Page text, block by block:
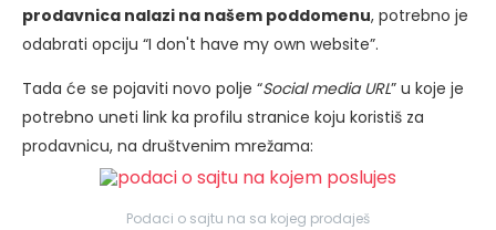
prodavnica nalazi na našem poddomenu, potrebno je
odabrati opciju “I don't have my own website”.
Tada će se pojaviti novo polje “Social media URL” u koje je
potrebno uneti link ka profilu stranice koju koristiš za
prodavnicu, na društvenim mrežama:
Podaci o sajtu na sa kojeg prodaješ